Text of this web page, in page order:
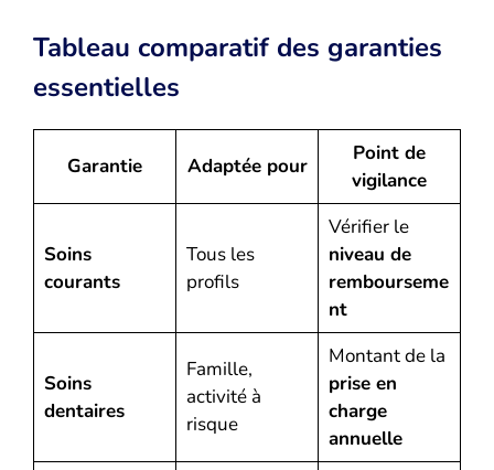
Tableau comparatif des garanties
essentielles
Garantie Adaptée pour
Point de
vigilance
Soins
courants
Tous les
profils
Vérifier le
niveau de
rembourseme
nt
Soins
dentaires
Famille,
activité à
risque
Montant de la
prise en
charge
annuelle